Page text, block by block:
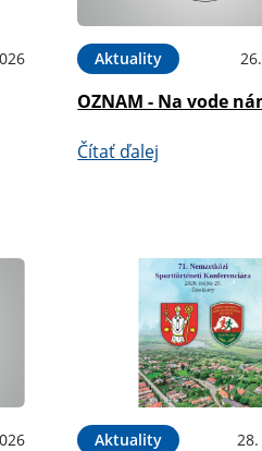
Aktuality
OZNAM - Na vode
Čítať ďalej
Aktuality